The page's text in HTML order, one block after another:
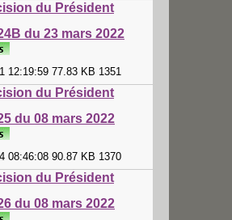
du Président
du 23 mars 2022
12:19:59 77.83 KB 1351
du Président
du 08 mars 2022
08:46:08 90.87 KB 1370
du Président
du 08 mars 2022